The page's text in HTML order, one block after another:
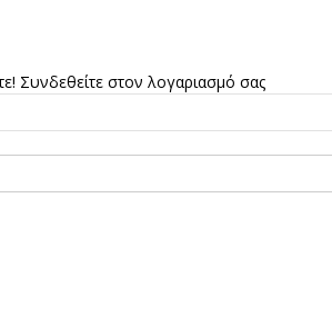
Συνδεθείτε στον λογαριασμό σας